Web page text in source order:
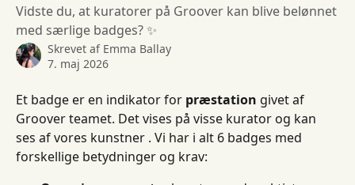
Vidste du, at kuratorer på Groover kan blive belønnet
med særlige badges? ✨
Skrevet af Emma Ballay
7. maj 2026
Et badge er en indikator for præstation givet af
Groover teamet. Det vises på visse kurator og kan
ses af vores kunstner . Vi har i alt 6 badges med
forskellige betydninger og krav: